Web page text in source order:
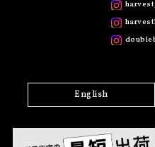
English